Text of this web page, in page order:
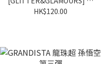
的英雄學院 葉隱透
HK$120.00